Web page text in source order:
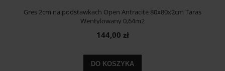
Gres 2cm na podstawkach Open Antracite 80x80x2cm Taras
Wentylowany 0,64m2
144,00 zł
DO KOSZYKA